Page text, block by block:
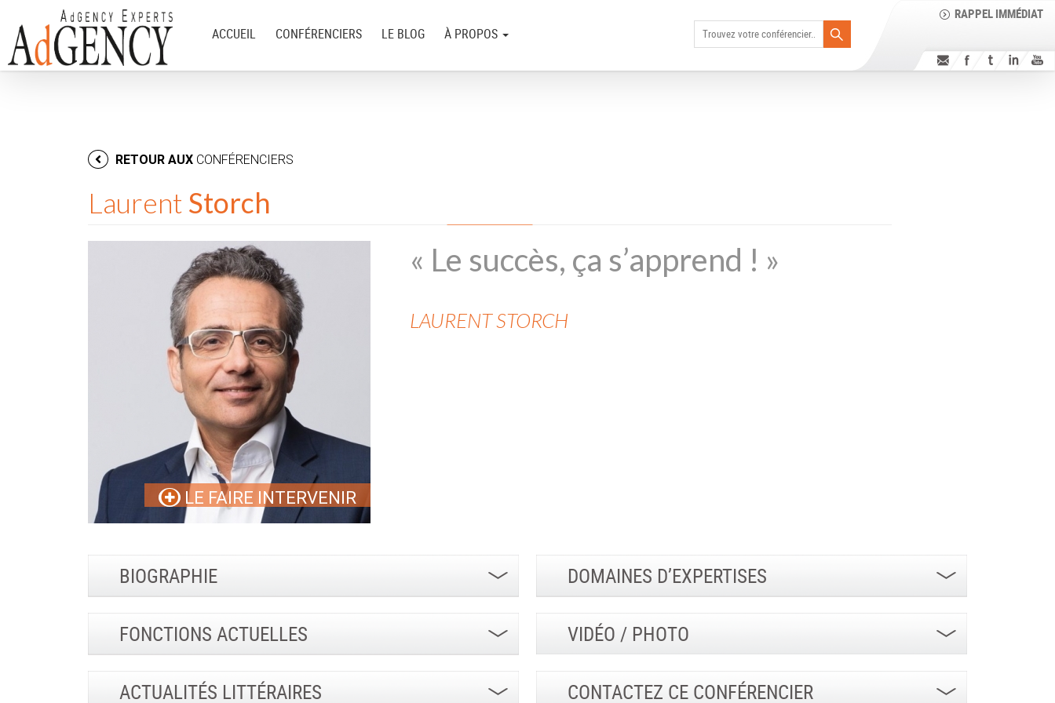
RAPPEL IMMÉDIAT
ACCUEIL CONFÉRENCIERS LE BLOG À PROPOS
RETOUR AUX CONFÉRENCIERS
Laurent Storch
LE FAIRE INTERVENIR
« Le succès, ça s’apprend ! »
LAURENTSTORCH
BIOGRAPHIE DOMAINES D’EXPERTISES
FONCTIONS ACTUELLES VIDÉO / PHOTO
ACTUALITÉS LITTÉRAIRES CONTACTEZ CE CONFÉRENCIER